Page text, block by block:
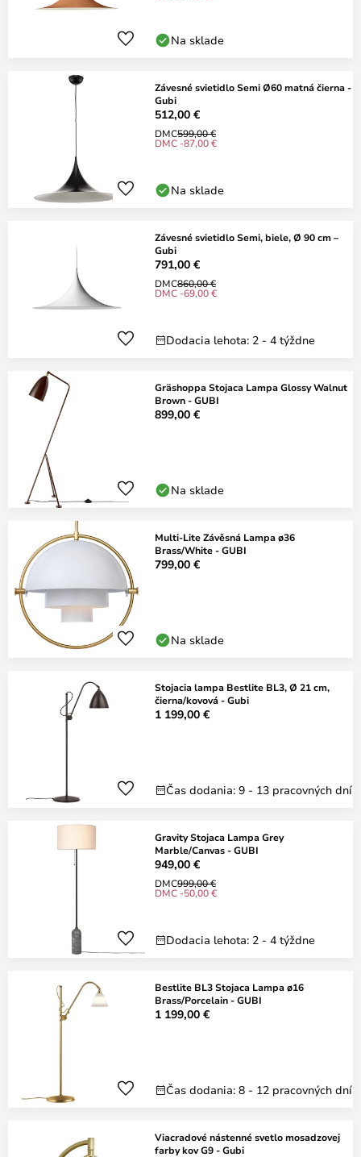
Na sklade
Závesné svietidlo Semi Ø60 matná čierna -
Gubi
512,00 €
DMC599,00 €
DMC -87,00 €
Na sklade
Závesné svietidlo Semi, biele, Ø 90 cm –
Gubi
791,00 €
DMC860,00 €
DMC -69,00 €
Dodacia lehota: 2 - 4 týždne
Gräshoppa Stojaca Lampa Glossy Walnut
Brown - GUBI
899,00 €
Na sklade
Multi-Lite Závěsná Lampa ø36
Brass/White - GUBI
799,00 €
Na sklade
Stojacia lampa Bestlite BL3, Ø 21 cm,
čierna/kovová - Gubi
1 199,00 €
Čas dodania: 9 - 13 pracovných dní
Gravity Stojaca Lampa Grey
Marble/Canvas - GUBI
949,00 €
DMC999,00 €
DMC -50,00 €
Dodacia lehota: 2 - 4 týždne
Bestlite BL3 Stojaca Lampa ø16
Brass/Porcelain - GUBI
1 199,00 €
Čas dodania: 8 - 12 pracovných dní
Viacradové nástenné svetlo mosadzovej
farby kov G9 - Gubi